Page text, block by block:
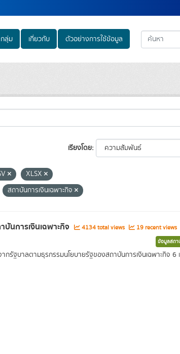
กลุ่ม เกี่ยวกับ ตัวอย่างการใช้ข้อมูล
เรียงโดย
XLSX
สถาบันการเงินเฉพาะกิจ
นการเงินเฉพาะกิจ 4134 total views 19 recent views
ข้อมูลสถา
รัฐบาลตามธุรกรรมนโยบายรัฐของสถาบันการเงินเฉพาะกิจ 6